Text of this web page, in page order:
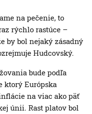
na pečenie, to
rýchlo rastúce –
by bol nejaký zásadný
Hudcovský.
bude podľa
ktorý Európska
na viac ako päť
únii. Rast platov bol